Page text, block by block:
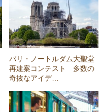
パリ・ノートルダム大聖堂
再建案コンテスト 多数の
奇抜なアイデ…